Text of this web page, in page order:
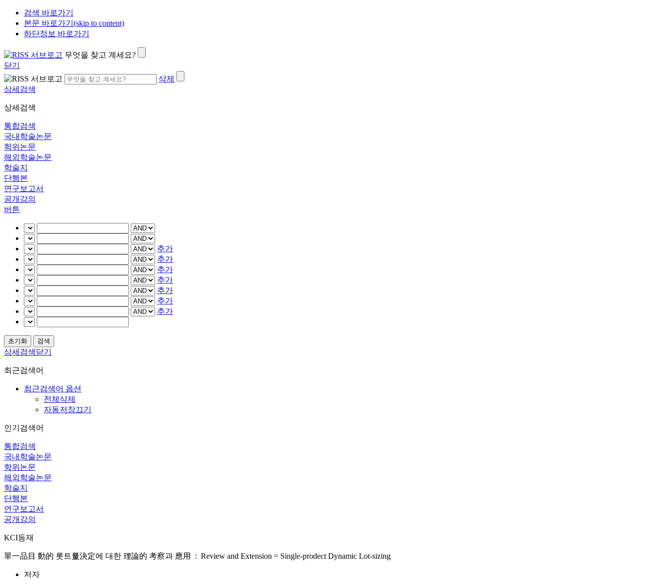
검색 바로가기
본문 바로가기(skip to content)
하단정보 바로가기
무엇을 찾고 계세요?
닫기
삭제
상세검색
상세검색
통합검색
국내학술논문
학위논문
해외학술논문
학술지
단행본
연구보고서
공개강의
버튼
추가
추가
추가
추가
추가
추가
추가
상세검색닫기
최근검색어
최근검색어 옵션
전체삭제
자동저장끄기
인기검색어
통합검색
국내학술논문
학위논문
해외학술논문
학술지
단행본
연구보고서
공개강의
KCI등재
單一品目 動的 롯트量決定에 대한 理論的 考察과 應用 : Review and Extension = Single-prodect Dynamic Lot-sizing
저자